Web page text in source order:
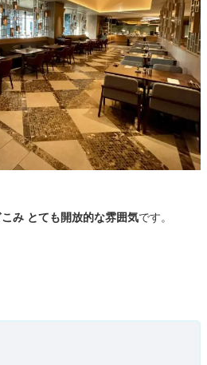
み とても開放的な雰囲気です。